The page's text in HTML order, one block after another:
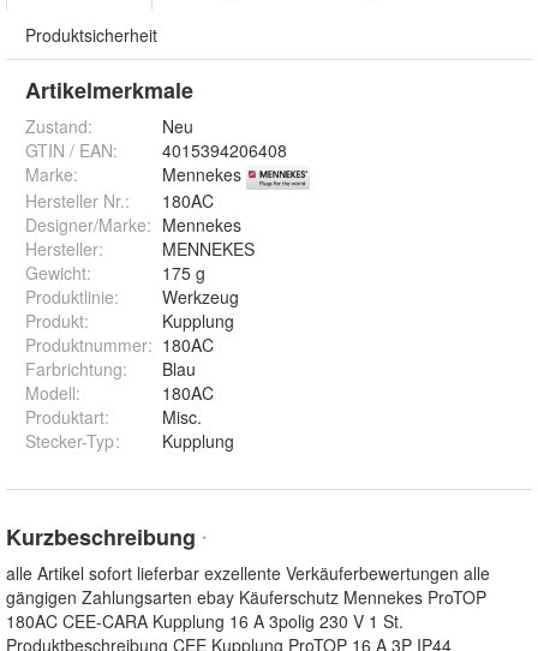
Produktsicherheit
Artikelmerkmale
Zustand:
Neu
GTIN / EAN:
4015394206408
Marke:
Mennekes
Hersteller Nr.:
180AC
Designer/Marke: Mennekes
Hersteller:
MENNEKES
Gewicht:
175 g
Produktlinie:
Werkzeug
Produkt:
Kupplung
Produktnummer: 180AC
Farbrichtung:
Blau
Modell:
180AC
Produktart:
Misc.
Stecker-Typ: Kupplung
Kurzbeschreibung *
alle Artikel sofort lieferbar exzellente Verkäuferbewertungen alle
gängigen Zahlungsarten ebay Käuferschutz Mennekes ProTOP
180AC CEE-CARA Kupplung 16 A 3polig 230 V 1 St.
Produktbeschreibung CEE Kupplung ProTOP 16 A 3P IP44